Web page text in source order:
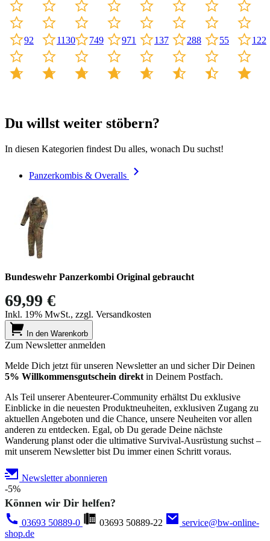
92 1130 749 971 137 288 55 122
Du willst weiter stöbern?
In diesen Kategorien findest Du alles, wonach Du suchst!
Panzerkombis & Overalls
Bundeswehr Panzerkombi Original gebraucht
69,99 €
Inkl. 19% MwSt., zzgl. Versandkosten
In den Warenkorb
Zum Newsletter anmelden
Melde Dich jetzt für unseren Newsletter an und sicher Dir Deinen
5% Willkommensgutschein direkt in Deinem Postfach.
Als Teil unserer Abenteurer-Community erhältst Du exklusive
Einblicke in die neuesten Produktneuheiten, exklusiven Zugang zu
aktuellen Angeboten und die Chance, unsere Neuheiten vor allen
anderen zu entdecken. Egal, ob Du gerade Deine nächste
Wanderung planst oder die ultimative Survival-Ausrüstung suchst –
mit unserem Newsletter bist Du immer einen Schritt voraus.
Newsletter abonnieren
-5%
Können wir Dir helfen?
03693 50889-0 03693 50889-22
service@bw-online-
shop.de